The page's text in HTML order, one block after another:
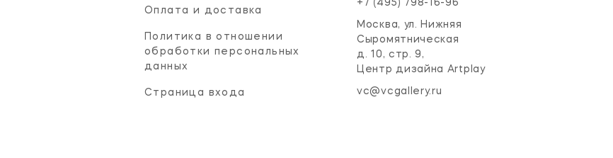
Оплата и доставка
Политика в отношении
обработки персональных
данных
Страница входа
+7 (495) 798-16-96
Москва, ул. Нижняя
Сыромятническая
д. 10, стр. 9,
Центр дизайна Artplay
vc@vcgallery.ru